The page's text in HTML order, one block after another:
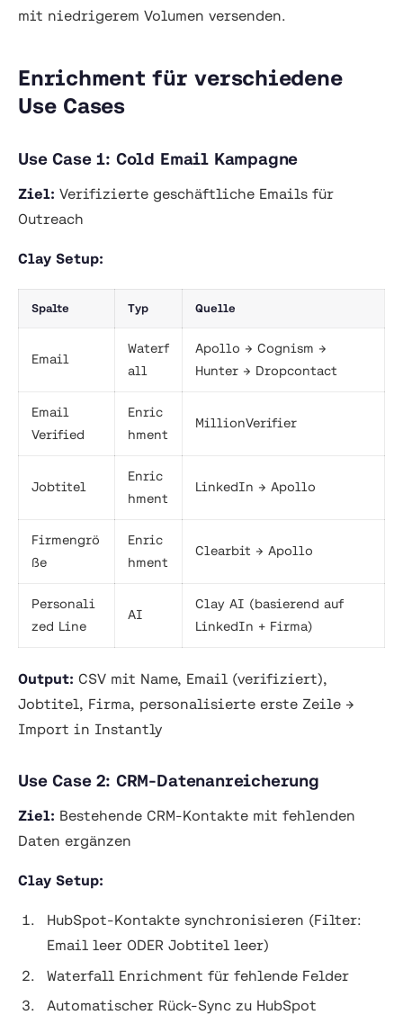
mit niedrigerem Volumen versenden.
Enrichment für verschiedene
Use Cases
Use Case 1: Cold Email Kampagne
Ziel: Verifizierte geschäftliche Emails für
Outreach
Clay Setup:
Spalte Typ Quelle
Email
Waterf
all
Apollo → Cognism →
Hunter → Dropcontact
Email
Verified
Enric
hment
MillionVerifier
Jobtitel
Enric
hment
LinkedIn → Apollo
Firmengrö
ße
Enric
hment
Clearbit → Apollo
Personali
zed Line
AI
Clay AI (basierend auf
LinkedIn + Firma)
Output: CSV mit Name, Email (verifiziert),
Jobtitel, Firma, personalisierte erste Zeile →
Import in Instantly
Use Case 2: CRM-Datenanreicherung
Ziel: Bestehende CRM-Kontakte mit fehlenden
Daten ergänzen
Clay Setup:
HubSpot-Kontakte synchronisieren (Filter:
Email leer ODER Jobtitel leer)
Waterfall Enrichment für fehlende Felder
Automatischer Rück-Sync zu HubSpot